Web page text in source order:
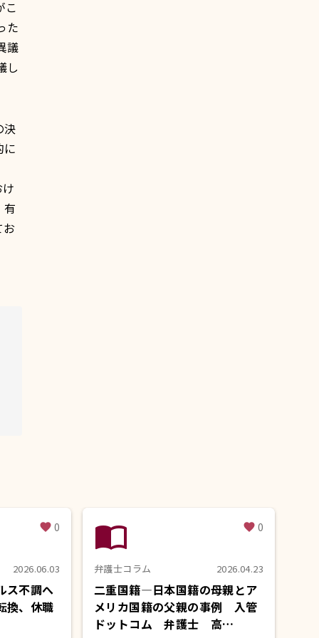
こ
た
議
し
決
に
有
お
favorite 0
2026.06.03
ス不調へ
換、休職
import_contacts favorite 0
弁護士コラム 2026.04.23
二重国籍―日本国籍の母親とア
メリカ国籍の父親の事例 入管
ドットコム 弁護士 高…